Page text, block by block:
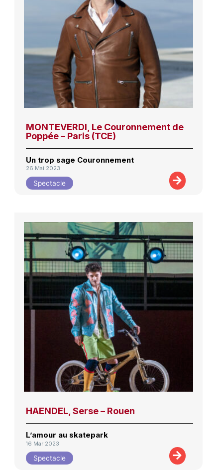
MONTEVERDI, Le Couronnement de
Poppée – Paris (TCE)
Un trop sage Couronnement
26 Mai 2023
Spectacle
HAENDEL, Serse – Rouen
L’amour au skatepark
16 Mar 2023
Spectacle